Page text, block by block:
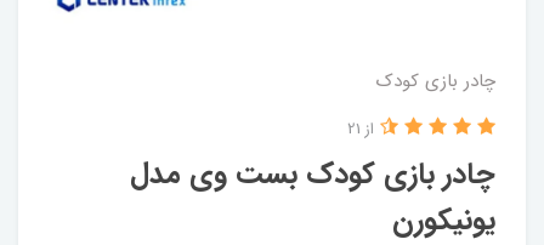
چادر بازی کودک
چادر بازی کودک بست وی مدل
یونیکورن
از 21